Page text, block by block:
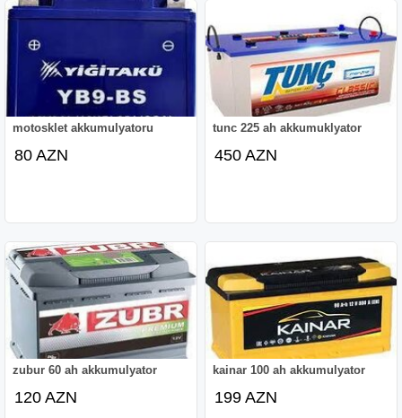
motosklet akkumulyatoru
80 AZN
tunc 225 ah akkumuklyator
450 AZN
zubur 60 ah akkumulyator
120 AZN
kainar 100 ah akkumulyator
199 AZN